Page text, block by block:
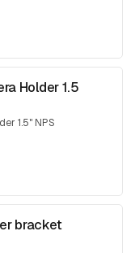
Holder 1.5
1.5" NPS
bracket